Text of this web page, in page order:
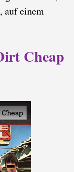
auf einem
Cheap